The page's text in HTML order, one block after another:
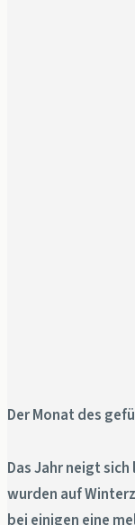
Der Monat des
Das Jahr neigt sich
wurden auf
bei einigen eine